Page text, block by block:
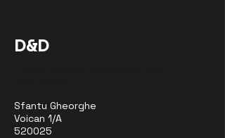
D&D
Sfantu Gheorghe
Voican 1/A
520025